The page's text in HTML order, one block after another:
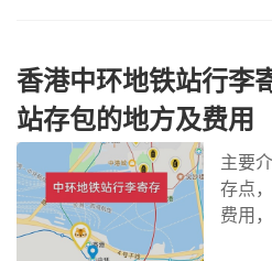
香港中环地铁站行李
站存包的地方及费用
主要
存点
费用